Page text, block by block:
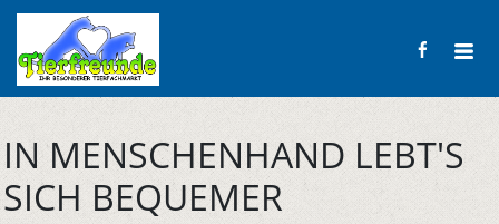
IN MENSCHENHAND LEBT'S
SICH BEQUEMER